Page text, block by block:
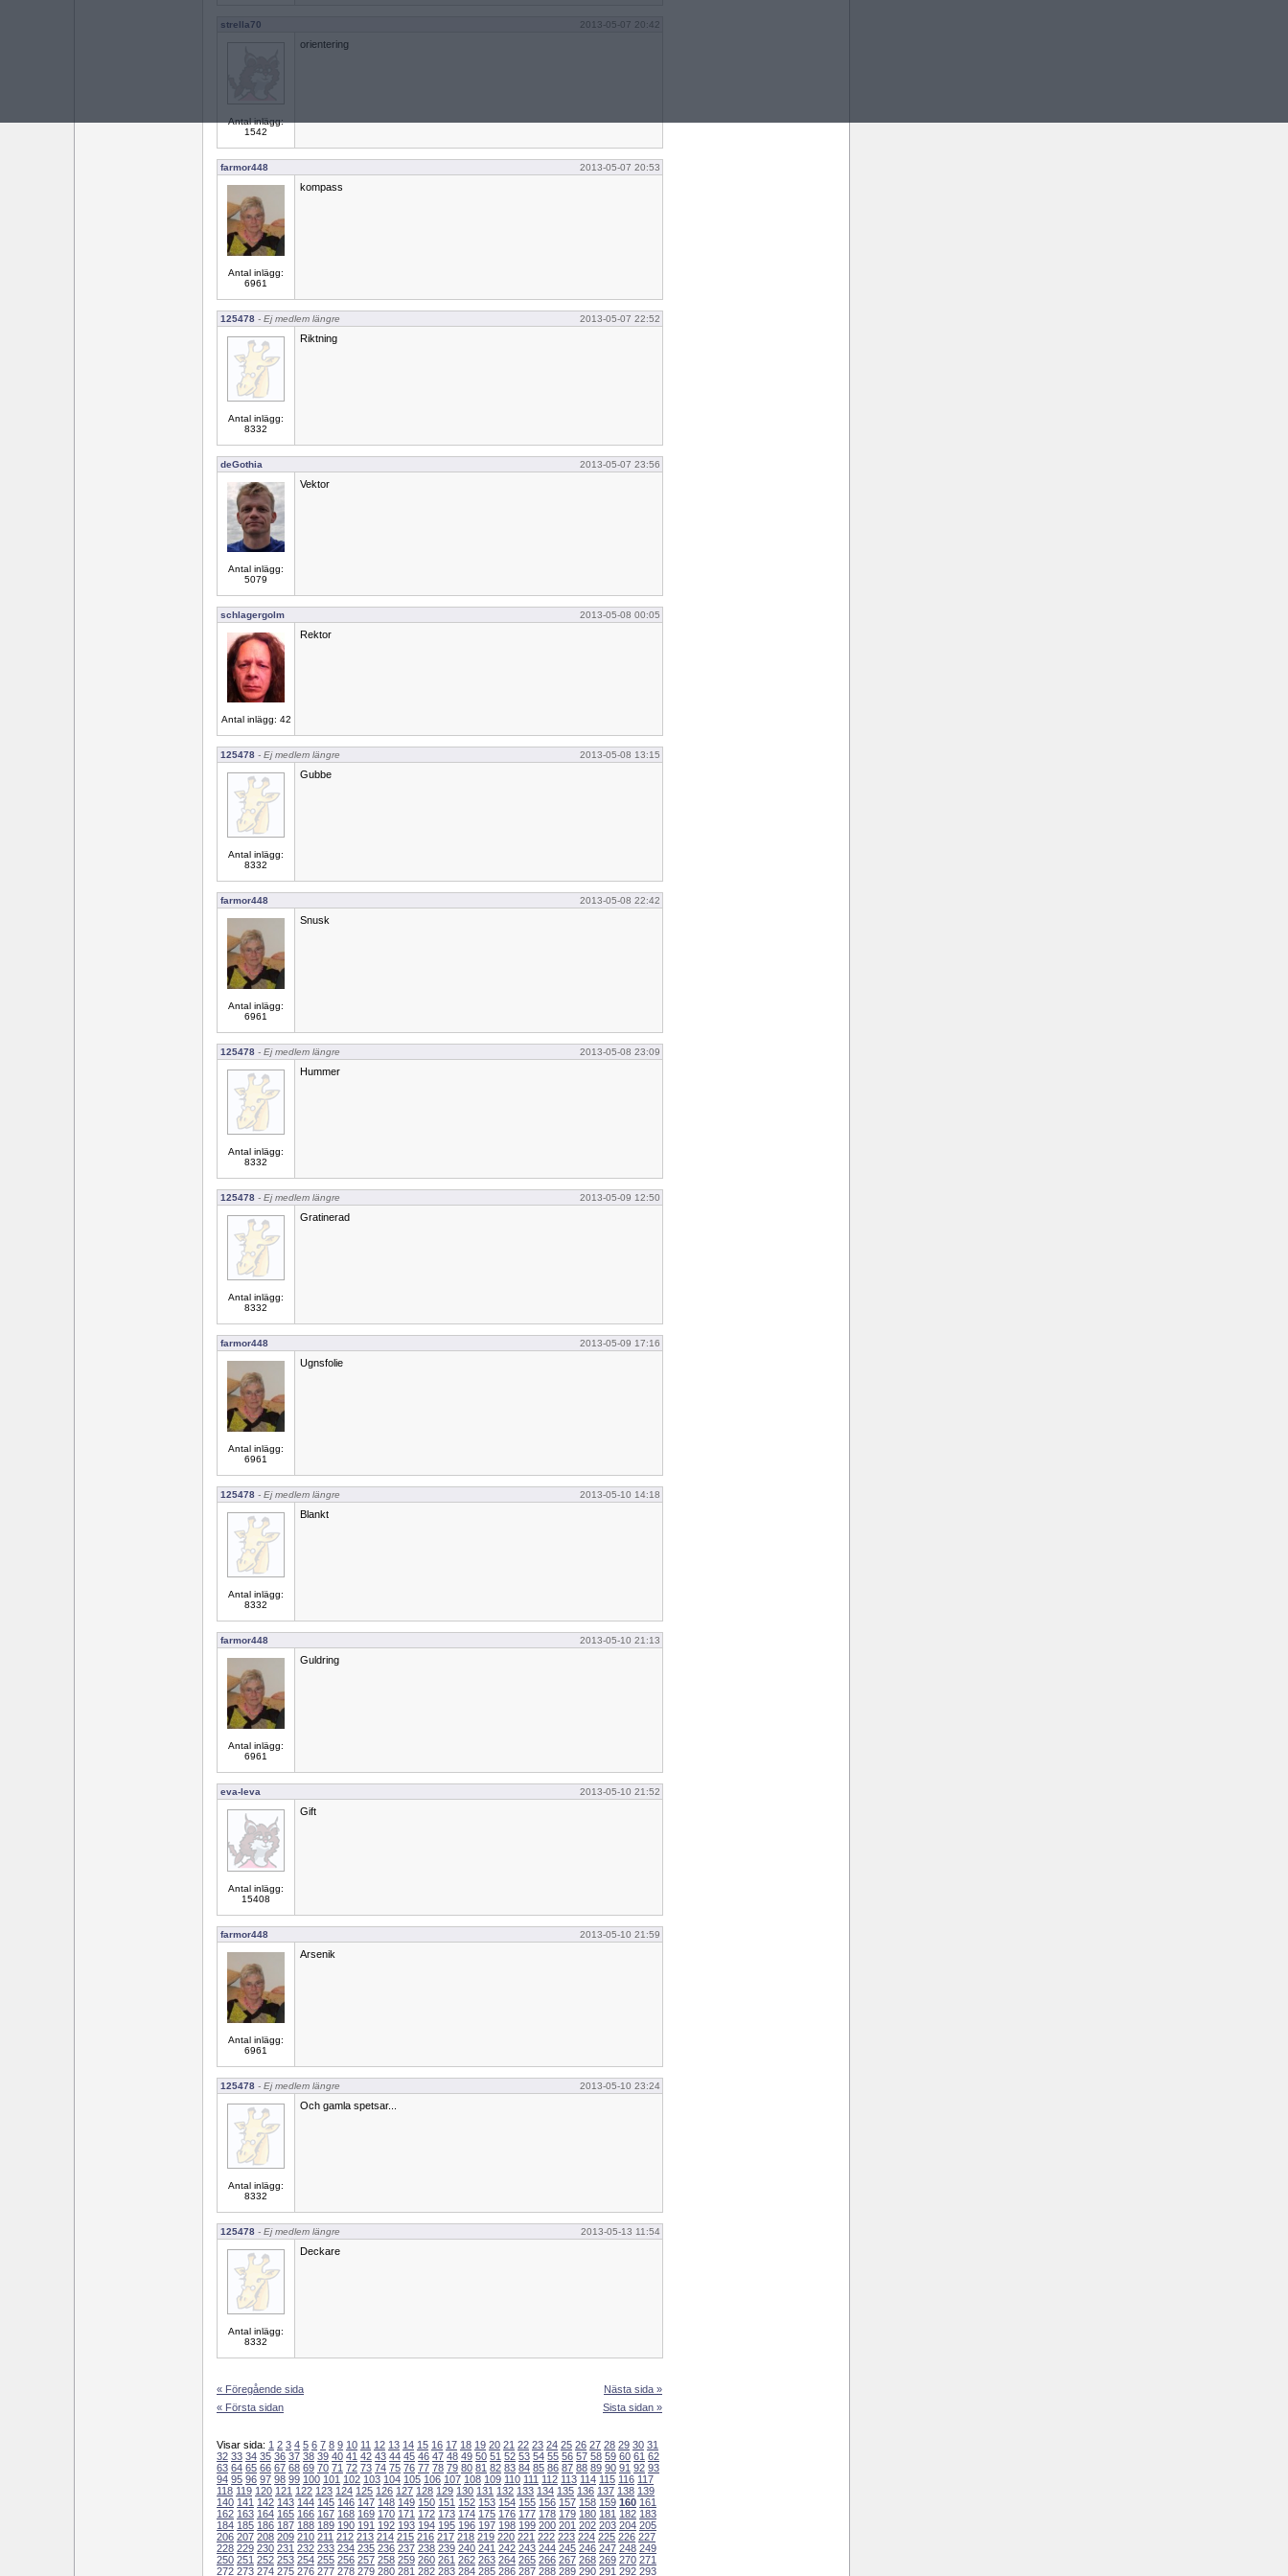
strella70 2013-05-07 20:42
Antal inlägg:
1542
orientering
farmor448 2013-05-07 20:53
Antal inlägg:
6961
kompass
125478 - Ej medlem längre 2013-05-07 22:52
Antal inlägg:
8332
Riktning
deGothia 2013-05-07 23:56
Antal inlägg:
5079
Vektor
schlagergolm 2013-05-08 00:05
Antal inlägg: 42
Rektor
125478 - Ej medlem längre 2013-05-08 13:15
Antal inlägg:
8332
Gubbe
farmor448 2013-05-08 22:42
Antal inlägg:
6961
Snusk
125478 - Ej medlem längre 2013-05-08 23:09
Antal inlägg:
8332
Hummer
125478 - Ej medlem längre 2013-05-09 12:50
Antal inlägg:
8332
Gratinerad
farmor448 2013-05-09 17:16
Antal inlägg:
6961
Ugnsfolie
125478 - Ej medlem längre 2013-05-10 14:18
Antal inlägg:
8332
Blankt
farmor448 2013-05-10 21:13
Antal inlägg:
6961
Guldring
eva-leva 2013-05-10 21:52
Antal inlägg:
15408
Gift
farmor448 2013-05-10 21:59
Antal inlägg:
6961
Arsenik
125478 - Ej medlem längre 2013-05-10 23:24
Antal inlägg:
8332
Och gamla spetsar...
125478 - Ej medlem längre 2013-05-13 11:54
Antal inlägg:
8332
Deckare
« Föregående sida
« Första sidan
Nästa sida »
Sista sidan »
Visar sida: 1 2 3 4 5 6 7 8 9 10 11 12 13 14 15 16 17 18 19 20 21 22 23 24 25 26 27 28 29 30 31
32 33 34 35 36 37 38 39 40 41 42 43 44 45 46 47 48 49 50 51 52 53 54 55 56 57 58 59 60 61 62
63 64 65 66 67 68 69 70 71 72 73 74 75 76 77 78 79 80 81 82 83 84 85 86 87 88 89 90 91 92 93
94 95 96 97 98 99 100 101 102 103 104 105 106 107 108 109 110 111 112 113 114 115 116 117
118 119 120 121 122 123 124 125 126 127 128 129 130 131 132 133 134 135 136 137 138 139
140 141 142 143 144 145 146 147 148 149 150 151 152 153 154 155 156 157 158 159 160 161
162 163 164 165 166 167 168 169 170 171 172 173 174 175 176 177 178 179 180 181 182 183
184 185 186 187 188 189 190 191 192 193 194 195 196 197 198 199 200 201 202 203 204 205
206 207 208 209 210 211 212 213 214 215 216 217 218 219 220 221 222 223 224 225 226 227
228 229 230 231 232 233 234 235 236 237 238 239 240 241 242 243 244 245 246 247 248 249
250 251 252 253 254 255 256 257 258 259 260 261 262 263 264 265 266 267 268 269 270 271
272 273 274 275 276 277 278 279 280 281 282 283 284 285 286 287 288 289 290 291 292 293